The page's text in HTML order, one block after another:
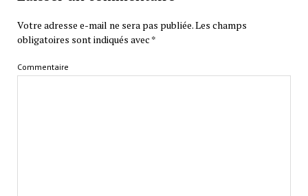
Votre adresse e-mail ne sera pas publiée.Les champs
obligatoires sont indiqués avec *
Commentaire